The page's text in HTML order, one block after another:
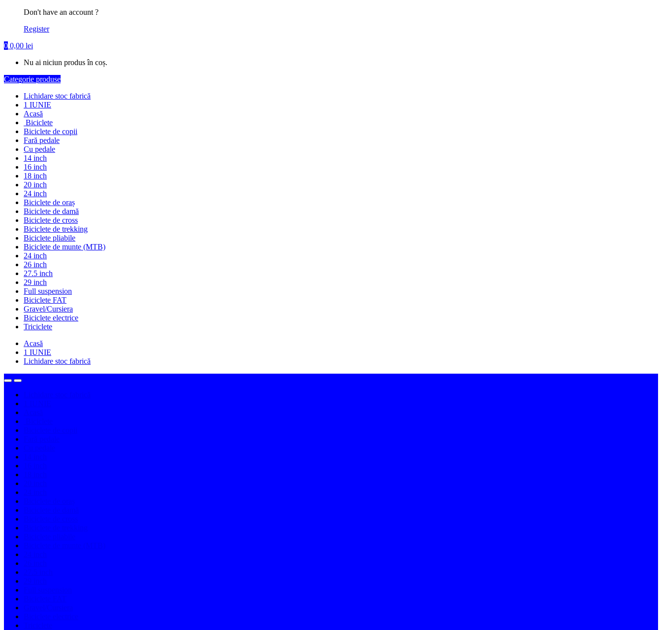
Don't have an account ?
Register
0 0,00 lei
Nu ai niciun produs în coș.
Categorie produse
Lichidare stoc fabrică
1 IUNIE
Acasă
Biciclete
Biciclete de copii
Fară pedale
Cu pedale
14 inch
16 inch
18 inch
20 inch
24 inch
Biciclete de oraș
Biciclete de damă
Biciclete de cross
Biciclete de trekking
Biciclete pliabile
Biciclete de munte (MTB)
24 inch
26 inch
27.5 inch
29 inch
Full suspension
Biciclete FAT
Gravel/Cursiera
Biciclete electrice
Triciclete
Acasă
1 IUNIE
Lichidare stoc fabrică